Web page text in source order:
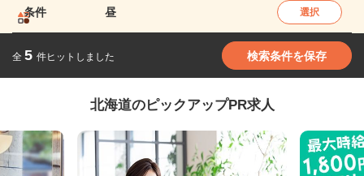
条件 昼 選択
全 5 件ヒットしました 検索条件を保存
北海道のピックアップPR求人